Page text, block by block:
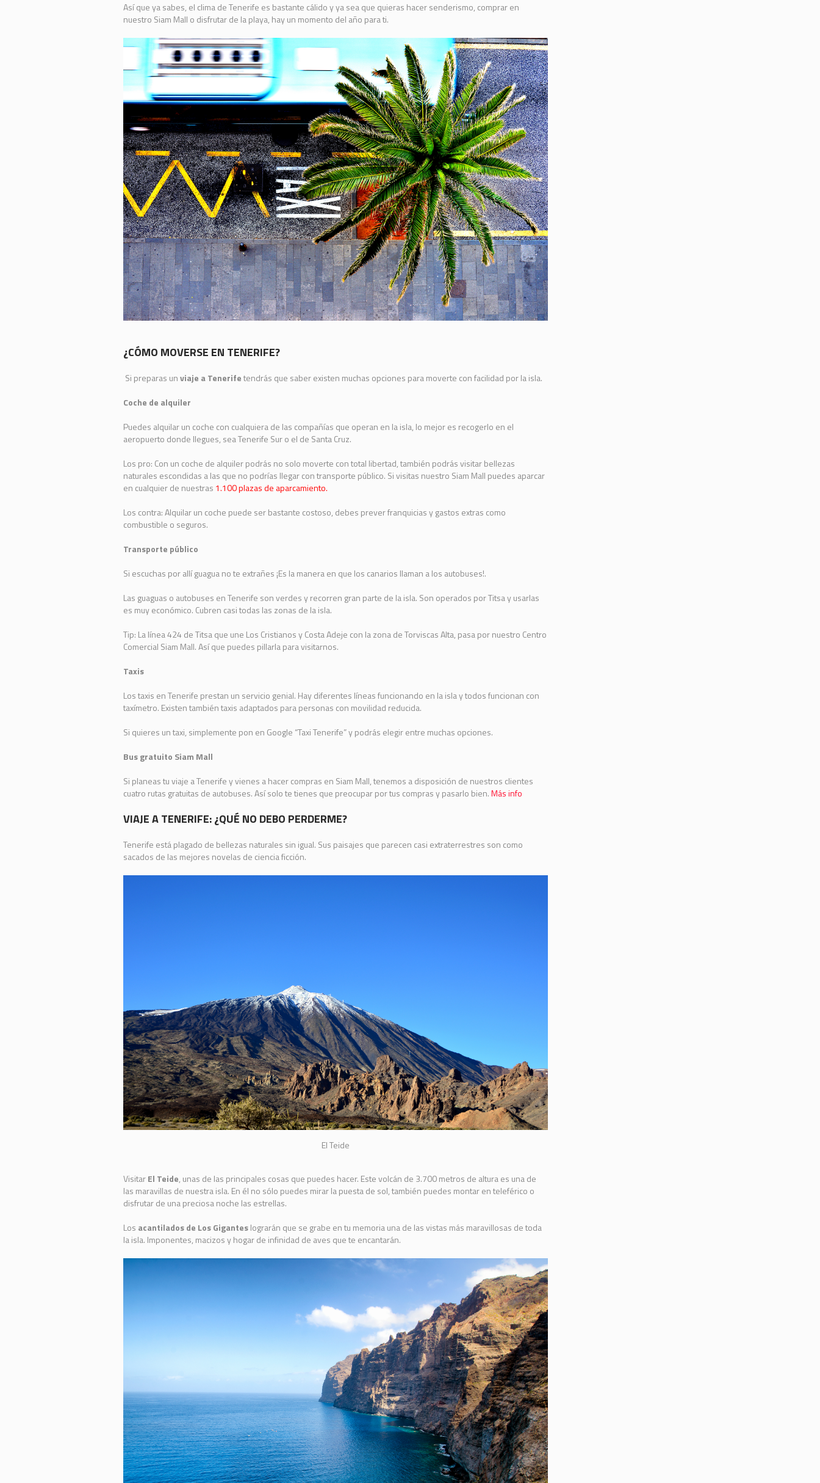
Así que ya sabes, el clima de Tenerife es bastante cálido y ya sea que quieras hacer senderismo, comprar en
nuestro Siam Mall o disfrutar de la playa, hay un momento del año para ti.
¿CÓMO MOVERSE EN TENERIFE?
Si preparas unviaje a Tenerifetendrás que saber existen muchas opciones para moverte con facilidad por la isla.
Coche de alquiler
Puedes alquilar un coche con cualquiera de las compañías que operan en la isla, lo mejor es recogerlo en el
aeropuerto donde llegues, sea Tenerife Sur o el de Santa Cruz.
Los pro: Con un coche de alquiler podrás no solo moverte con total libertad, también podrás visitar bellezas
naturales escondidas a las que no podrías llegar con transporte público. Si visitas nuestro Siam Mall puedes aparcar
en cualquier de nuestras 1.100 plazas de aparcamiento.
Los contra: Alquilar un coche puede ser bastante costoso, debes prever franquicias y gastos extras como
combustible o seguros.
Transporte público
Si escuchas por allí guagua no te extrañes ¡Es la manera en que los canarios llaman a los autobuses!.
Las guaguas o autobuses en Tenerife son verdes y recorren gran parte de la isla. Son operados por Titsa y usarlas
es muy económico. Cubren casi todas las zonas de la isla.
Tip: La línea 424 de Titsa que une Los Cristianos y Costa Adeje con la zona de Torviscas Alta, pasa por nuestro Centro
Comercial Siam Mall. Así que puedes pillarla para visitarnos.
Taxis
Los taxis en Tenerife prestan un servicio genial. Hay diferentes líneas funcionando en la isla y todos funcionan con
taxímetro. Existen también taxis adaptados para personas con movilidad reducida.
Si quieres un taxi, simplemente pon en Google “Taxi Tenerife” y podrás elegir entre muchas opciones.
Bus gratuito Siam Mall
Si planeas tu viaje a Tenerife y vienes a hacer compras en Siam Mall, tenemos a disposición de nuestros clientes
cuatro rutas gratuitas de autobuses. Así solo te tienes que preocupar por tus compras y pasarlo bien.Más info
VIAJE A TENERIFE: ¿QUÉ NO DEBO PERDERME?
Tenerife está plagado de bellezas naturales sin igual. Sus paisajes que parecen casi extraterrestres son como
sacados de las mejores novelas de ciencia ficción.
El Teide
VisitarEl Teide, unas de las principales cosas que puedes hacer. Este volcán de 3.700 metros de altura es una de
las maravillas de nuestra isla. En él no sólo puedes mirar la puesta de sol, también puedes montar en teleférico o
disfrutar de una preciosa noche las estrellas.
Los acantilados de Los Giganteslograrán que se grabe en tu memoria una de las vistas más maravillosas de toda
la isla. Imponentes, macizos y hogar de infinidad de aves que te encantarán.